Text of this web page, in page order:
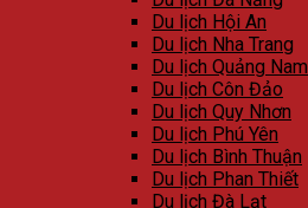
Du lịch Hội An
Du lịch Nha Trang
Du lịch Quảng Nam
Du lịch Côn Đảo
Du lịch Quy Nhơn
Du lịch Phú Yên
Du lịch Bình Thuận
Du lịch Phan Thiết
Du lịch Đà Lạt